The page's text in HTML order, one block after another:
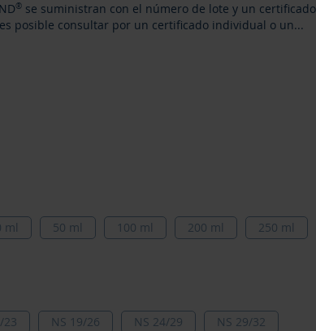
® se suministran con el número de lote y un
posible consultar por un certificado individual o un...
ml 50 ml 100 ml 200 ml 250 ml
23 NS 19/26 NS 24/29 NS 29/32